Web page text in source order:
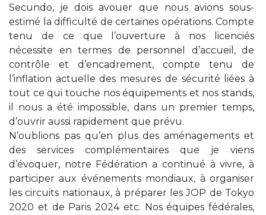
Secundo, je dois avouer que nous avions sous-
estimé la difficulté de certaines opérations. Compte
tenu de ce que l’ouverture à nos licenciés
nécessite en termes de personnel d’accueil, de
contrôle et d’encadrement, compte tenu de
l’inflation actuelle des mesures de sécurité liées à
tout ce qui touche nos équipements et nos stands,
il nous a été impossible, dans un premier temps,
d’ouvrir aussi rapidement que prévu.
N’oublions pas qu’en plus des aménagements et
des services complémentaires que je viens
d’évoquer, notre Fédération a continué à vivre, à
participer aux événements mondiaux, à organiser
les circuits nationaux, à préparer les JOP de Tokyo
2020 et de Paris 2024 etc. Nos équipes fédérales,